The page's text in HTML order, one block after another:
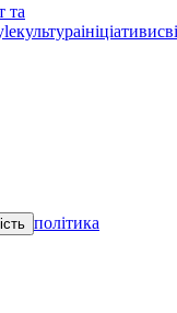
та
культураініціативи
політика